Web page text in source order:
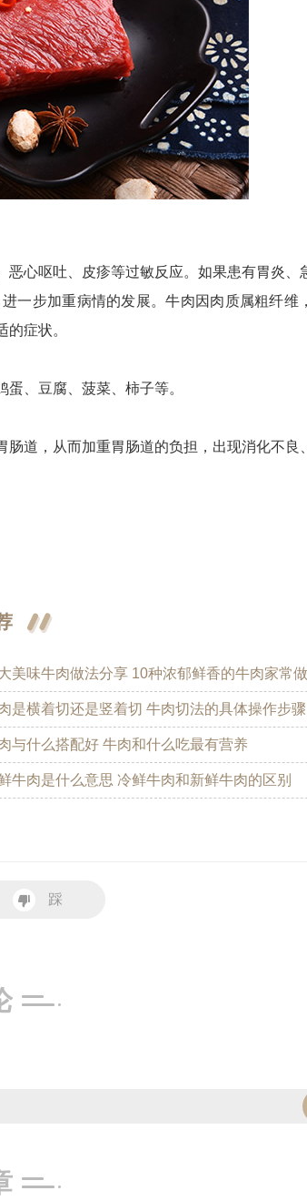
心呕吐、皮疹等过敏反应。如果患有胃炎、
一步加重病情的发展。牛肉因肉质属粗纤维
症状。
、豆腐、菠菜、柿子等。
肠道，从而加重胃肠道的负担，出现消化不良
美味牛肉做法分享 10种浓郁鲜香的牛肉家常
是横着切还是竖着切 牛肉切法的具体操作步骤
与什么搭配好 牛肉和什么吃最有营养
牛肉是什么意思 冷鲜牛肉和新鲜牛肉的区别
踩
民兴电缆 400-188-3331